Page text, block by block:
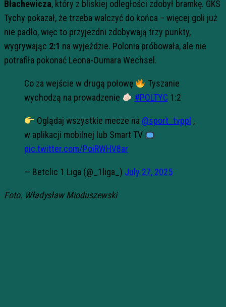
Błachewicza, który z bliskiej odległości zdobył bramkę. GKS
Tychy pokazał, że trzeba walczyć do końca – więcej goli już
nie padło, więc to przyjezdni zdobywają trzy punkty,
wygrywając 2:1 na wyjeździe. Polonia próbowała, ale nie
potrafiła pokonać Leona-Oumara Wechsel.
Co za wejście w drugą połowę
Tyszanie
wychodzą na prowadzenie
#POLTYC 1:2
Oglądaj wszystkie mecze na @sport_tvppl ,
w aplikacji mobilnej lub Smart TV
pic.twitter.com/PoiRWHV8ar
— Betclic 1 Liga (@_1liga_) July 27, 2025
Foto. Władysław Mioduszewski